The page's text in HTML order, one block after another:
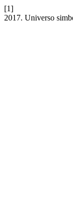
[1]
2017. Universo